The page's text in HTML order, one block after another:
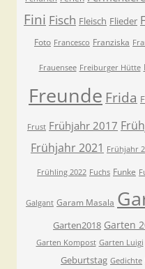
Fini Fisch Fleisch Flieder
Foto Francesco Franziska
Frauensee Freiburger Hütte
Freunde Frida
Frust Frühjahr 2017
Frühjahr 2021 Frühjahr
Frühling 2022 Fuchs Funke
Galgant Garam Masala
Garten2018 Garten
Garten Kompost Garten Luigi
Geburtstag Gedichte